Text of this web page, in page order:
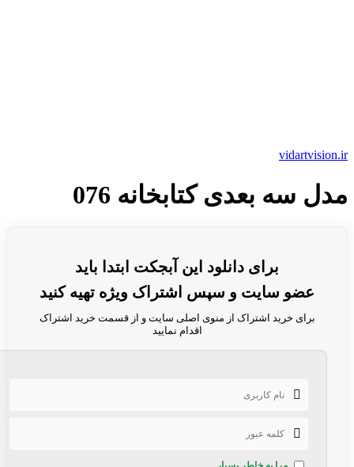
vidartvision.ir
مدل سه بعدی کتابخانه 076
برای دانلود این آبجکت ابتدا باید
عضو سایت و سپس اشتراک ویژه تهیه کنید
برای خرید اشتراک از منوی اصلی سایت و از قسمت خرید اشتراک
اقدام نمایید